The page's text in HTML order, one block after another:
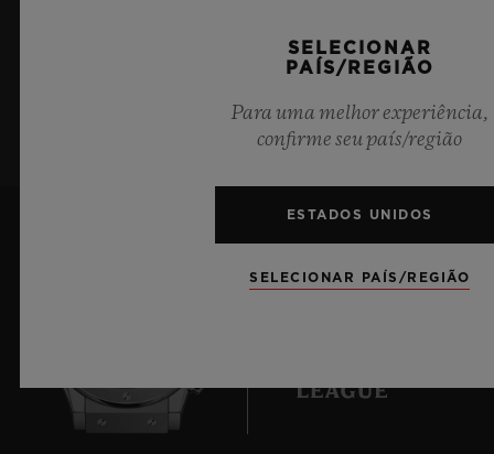
SELECIONAR
PAÍS/REGIÃO
Para uma melhor experiência,
confirme seu país/região
ESTADOS UNIDOS
SELECIONAR PAÍS/REGIÃO